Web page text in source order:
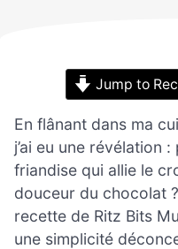
Jump to
En flânant dans ma
j’ai eu une révélation
friandise qui allie le
douceur du chocolat ?
recette de Ritz Bits
une simplicité